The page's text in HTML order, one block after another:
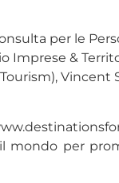
per le
Imprese &
Vincent
mondo per